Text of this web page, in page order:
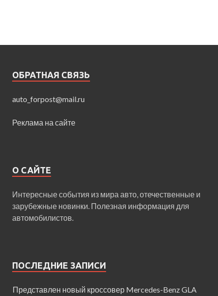
ОБРАТНАЯ СВЯЗЬ
auto_forpost@mail.ru
Реклама на сайте
О САЙТЕ
Интересные события из мира авто, отечественные и
зарубежные новинки. Полезная информация для
автомобилистов.
ПОСЛЕДНИЕ ЗАПИСИ
Представлен новый кроссовер Mercedes-Benz GLA